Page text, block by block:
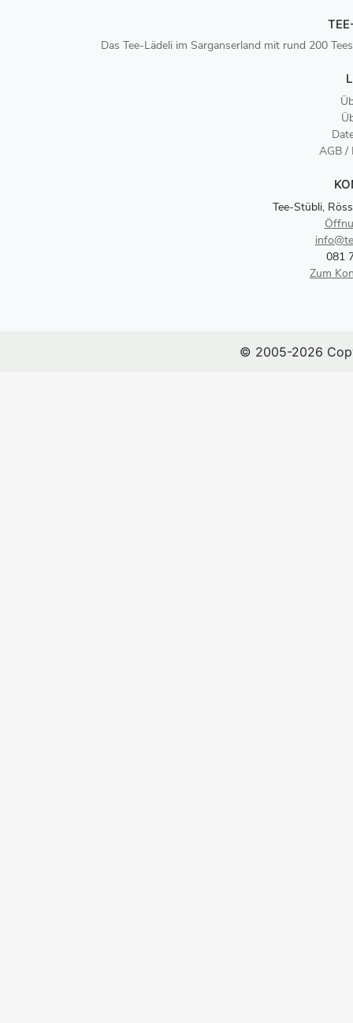
Das Tee-Lädeli im Sarganserland mit rund 200
AGB /
Tee-Stübli,
081
Zum
© 2005-2026